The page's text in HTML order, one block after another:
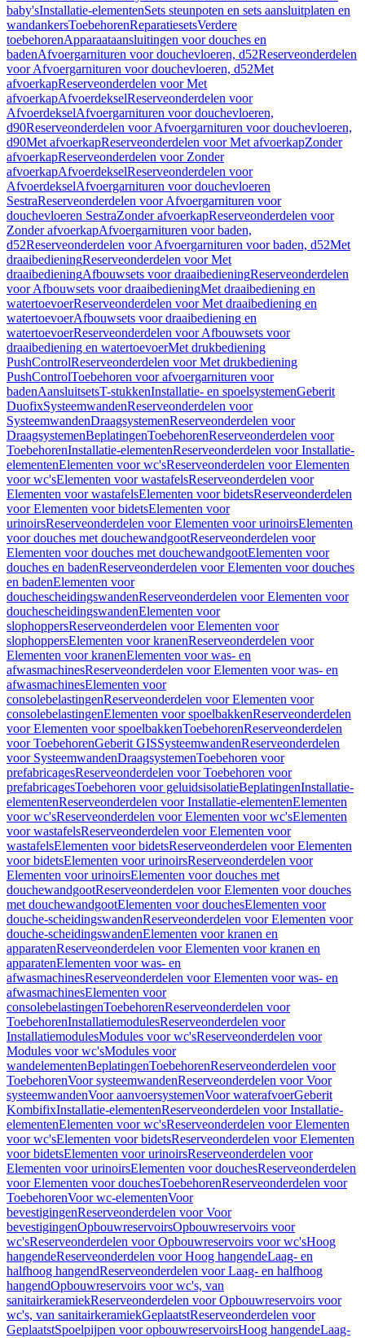
baby'sInstallatie-elementenSets steunpoten en sets aansluitplaten en
wandankersToebehorenReparatiesetsVerdere
toebehorenApparaataansluitingen voor douches en
badenAfvoergarnituren voor douchevloeren, d52Reserveonderdelen
voor Afvoergarnituren voor douchevloeren, d52Met
afvoerkapReserveonderdelen voor Met
afvoerkapAfvoerdekselReserveonderdelen voor
AfvoerdekselAfvoergarnituren voor douchevloeren,
d90Reserveonderdelen voor Afvoergarnituren voor douchevloeren,
d90Met afvoerkapReserveonderdelen voor Met afvoerkapZonder
afvoerkapReserveonderdelen voor Zonder
afvoerkapAfvoerdekselReserveonderdelen voor
AfvoerdekselAfvoergarnituren voor douchevloeren
SestraReserveonderdelen voor Afvoergarnituren voor
douchevloeren SestraZonder afvoerkapReserveonderdelen voor
Zonder afvoerkapAfvoergarnituren voor baden,
d52Reserveonderdelen voor Afvoergarnituren voor baden, d52Met
draaibedieningReserveonderdelen voor Met
draaibedieningAfbouwsets voor draaibedieningReserveonderdelen
voor Afbouwsets voor draaibedieningMet draaibediening en
watertoevoerReserveonderdelen voor Met draaibediening en
watertoevoerAfbouwsets voor draaibediening en
watertoevoerReserveonderdelen voor Afbouwsets voor
draaibediening en watertoevoerMet drukbediening
PushControlReserveonderdelen voor Met drukbediening
PushControlToebehoren voor afvoergarnituren voor
badenAansluitsetsT-stukkenInstallatie- en spoelsystemenGeberit
DuofixSysteemwandenReserveonderdelen voor
SysteemwandenDraagsystemenReserveonderdelen voor
DraagsystemenBeplatingenToebehorenReserveonderdelen voor
ToebehorenInstallatie-elementenReserveonderdelen voor Installatie-
elementenElementen voor wc'sReserveonderdelen voor Elementen
voor wc'sElementen voor wastafelsReserveonderdelen voor
Elementen voor wastafelsElementen voor bidetsReserveonderdelen
voor Elementen voor bidetsElementen voor
urinoirsReserveonderdelen voor Elementen voor urinoirsElementen
voor douches met douchewandgootReserveonderdelen voor
Elementen voor douches met douchewandgootElementen voor
douches en badenReserveonderdelen voor Elementen voor douches
en badenElementen voor
douchescheidingswandenReserveonderdelen voor Elementen voor
douchescheidingswandenElementen voor
slophoppersReserveonderdelen voor Elementen voor
slophoppersElementen voor kranenReserveonderdelen voor
Elementen voor kranenElementen voor was- en
afwasmachinesReserveonderdelen voor Elementen voor was- en
afwasmachinesElementen voor
consolebelastingenReserveonderdelen voor Elementen voor
consolebelastingenElementen voor spoelbakkenReserveonderdelen
voor Elementen voor spoelbakkenToebehorenReserveonderdelen
voor ToebehorenGeberit GISSysteemwandenReserveonderdelen
voor SysteemwandenDraagsystemenToebehoren voor
prefabricagesReserveonderdelen voor Toebehoren voor
prefabricagesToebehoren voor geluidsisolatieBeplatingenInstallatie-
elementenReserveonderdelen voor Installatie-elementenElementen
voor wc'sReserveonderdelen voor Elementen voor wc'sElementen
voor wastafelsReserveonderdelen voor Elementen voor
wastafelsElementen voor bidetsReserveonderdelen voor Elementen
voor bidetsElementen voor urinoirsReserveonderdelen voor
Elementen voor urinoirsElementen voor douches met
douchewandgootReserveonderdelen voor Elementen voor douches
met douchewandgootElementen voor douchesElementen voor
douche-scheidingswandenReserveonderdelen voor Elementen voor
douche-scheidingswandenElementen voor kranen en
apparatenReserveonderdelen voor Elementen voor kranen en
apparatenElementen voor was- en
afwasmachinesReserveonderdelen voor Elementen voor was- en
afwasmachinesElementen voor
consolebelastingenToebehorenReserveonderdelen voor
ToebehorenInstallatiemodulesReserveonderdelen voor
InstallatiemodulesModules voor wc'sReserveonderdelen voor
Modules voor wc'sModules voor
wandelementenBeplatingenToebehorenReserveonderdelen voor
ToebehorenVoor systeemwandenReserveonderdelen voor Voor
systeemwandenVoor aanvoersystemenVoor waterafvoerGeberit
KombifixInstallatie-elementenReserveonderdelen voor Installatie-
elementenElementen voor wc'sReserveonderdelen voor Elementen
voor wc'sElementen voor bidetsReserveonderdelen voor Elementen
voor bidetsElementen voor urinoirsReserveonderdelen voor
Elementen voor urinoirsElementen voor douchesReserveonderdelen
voor Elementen voor douchesToebehorenReserveonderdelen voor
ToebehorenVoor wc-elementenVoor
bevestigingenReserveonderdelen voor Voor
bevestigingenOpbouwreservoirsOpbouwreservoirs voor
wc'sReserveonderdelen voor Opbouwreservoirs voor wc'sHoog
hangendeReserveonderdelen voor Hoog hangendeLaag- en
halfhoog hangendReserveonderdelen voor Laag- en halfhoog
hangendOpbouwreservoirs voor wc's, van
sanitairkeramiekReserveonderdelen voor Opbouwreservoirs voor
wc's, van sanitairkeramiekGeplaatstReserveonderdelen voor
GeplaatstSpoelpijpen voor opbouwreservoirsHoog hangendeLaag-